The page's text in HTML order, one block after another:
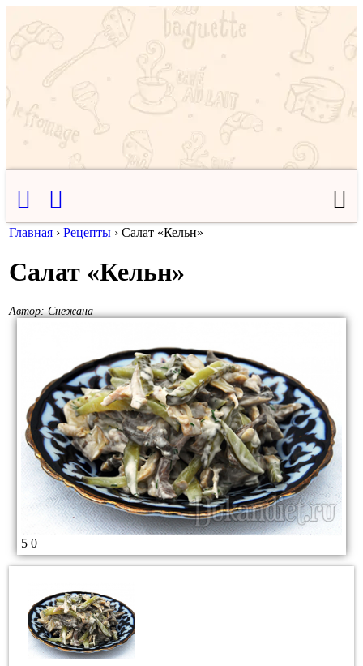
Главная › Рецепты › Салат «Кельн»
Салат «Кельн»
Автор: Снежана
5 0